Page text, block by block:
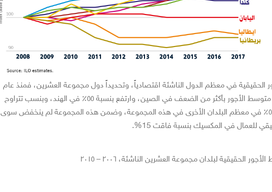
الحقيقية في معظم الدول الناشئة اقتصادياً، وتحديداً دول مجموعة العشرين، فمنذ عام
2008 زاد متوسط الأجور بأكثر من الضعف في الصين، وارتفع بنسبة ٥٥٪ في الهند، وبنسب تتراوح
بين ٢٠ و٥٥٪ في معظم البلدان الأخرى في هذه المجموعة، وضمن هذه المجموعة لم ينخفض سوى
للعمال في المكسيك بنسبة فاقت 15%.